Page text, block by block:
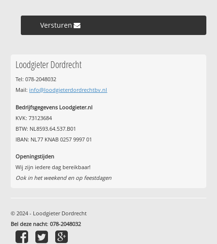
Versturen »
Loodgieter Dordrecht
Tel: 078-2048032
Mail: info@loodgieterdordrechtbv.nl
Bedrijfsgegevens Loodgieter.nl
KVK: 73123684
BTW: NL8593.64.537.B01
IBAN: NL77 KNAB 0257 9997 01
Openingstijden
Wij zijn iedere dag bereikbaar!
Ook in het weekend en op feestdagen
© 2024 - Loodgieter Dordrecht
Bel deze nacht:078-2048032